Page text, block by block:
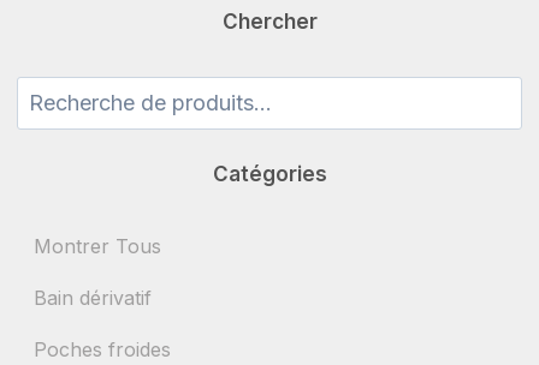
Chercher
Recherche
pour :
Catégories
Montrer Tous
Bain dérivatif
Poches froides